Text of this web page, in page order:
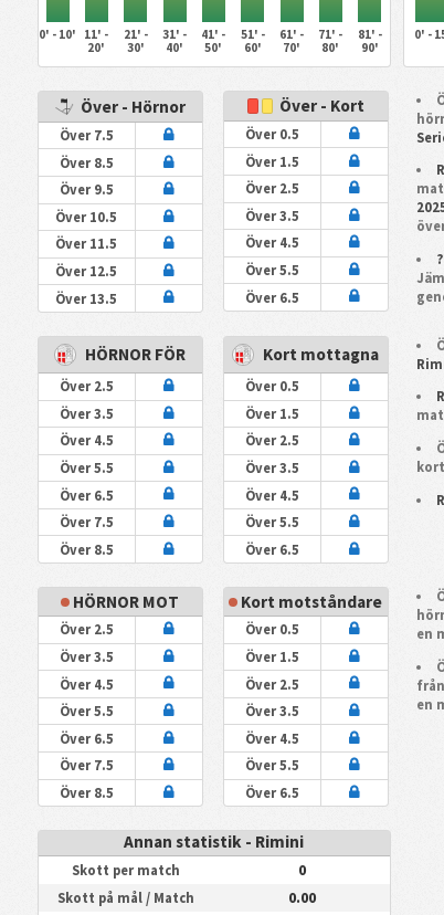
0' - 10'
11' -
20'
21' -
30'
31' -
40'
41' -
50'
51' -
60'
61' -
70'
71' -
80'
81' -
90'
0' -
Över - Hörnor
Över 7.5
Över 8.5
Över 9.5
Över 10.5
Över 11.5
Över 12.5
Över 13.5
Över - Kort
Över 0.5
Över 1.5
Över 2.5
Över 3.5
Över 4.5
Över 5.5
Över 6.5
HÖRNOR FÖR
Över 2.5
Över 3.5
Över 4.5
Över 5.5
Över 6.5
Över 7.5
Över 8.5
Kort mottagna
Över 0.5
Över 1.5
Över 2.5
Över 3.5
Över 4.5
Över 5.5
Över 6.5
kort
HÖRNOR MOT
Över 2.5
Över 3.5
Över 4.5
Över 5.5
Över 6.5
Över 7.5
Över 8.5
Kort motståndare
Över 0.5
Över 1.5
Över 2.5
Över 3.5
Över 4.5
Över 5.5
Över 6.5
en
en
Annan statistik - Rimini
Skott per match 0
Skott på mål / Match 0.00